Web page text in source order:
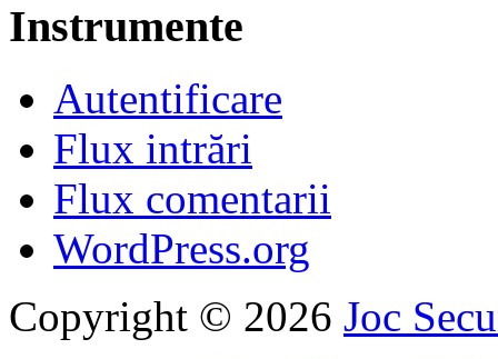
Instrumente
Autentificare
Flux intrări
Flux comentarii
WordPress.org
Copyright © 2026 Joc